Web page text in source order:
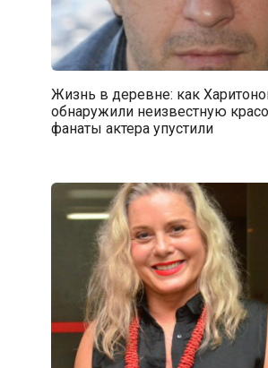
Жизнь в деревне: как
обнаружили неизвестную
фанаты актера упустили